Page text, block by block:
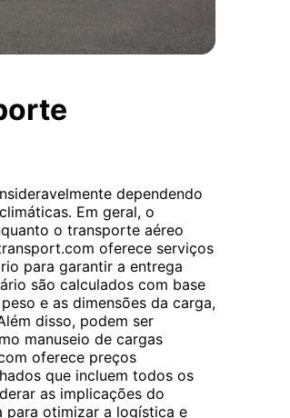
dependendo
Em geral, o
o transporte aéreo
oferece serviços
para garantir a entrega
são calculados com base
e as dimensões da carga,
disso, podem ser
manuseio de cargas
oferece preços
que incluem todos os
as implicações do
para otimizar a logística e